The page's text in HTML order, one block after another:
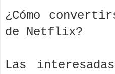
¿Cómo
de Netflix?
Las